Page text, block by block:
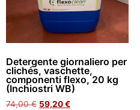
Detergente giornaliero per
clichés, vaschette,
componenti flexo, 20 kg
(Inchiostri WB)
74,00€ 59,20€